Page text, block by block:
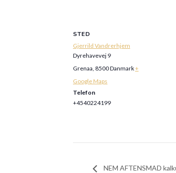
STED
Gjerrild Vandrerhjem
Dyrehavevej 9
Grenaa 8500Danmark+
Google Maps
Telefon
+4540224199
NEM AFTENSMAD